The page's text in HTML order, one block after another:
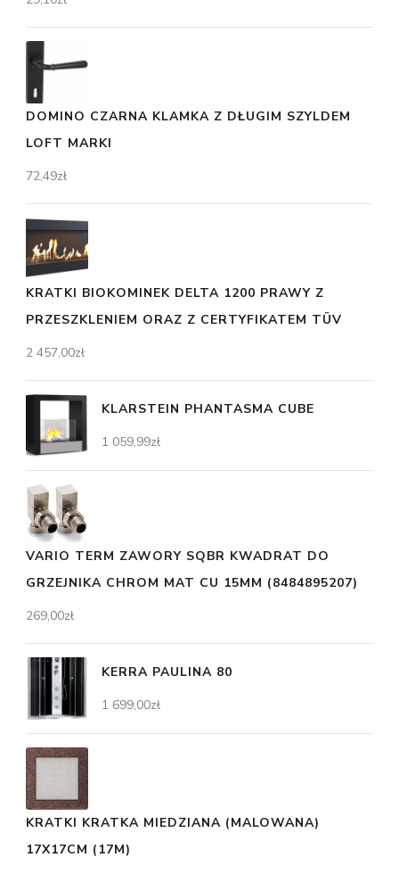
DOMINO CZARNA KLAMKA Z DŁUGIM SZYLDEM
LOFT MARKI
72,49zł
KRATKI BIOKOMINEK DELTA 1200 PRAWY Z
PRZESZKLENIEM ORAZ Z CERTYFIKATEM TÜV
2 457,00zł
KLARSTEIN PHANTASMA CUBE
1 059,99zł
VARIO TERM ZAWORY SQBR KWADRAT DO
GRZEJNIKA CHROM MAT CU 15MM (8484895207)
269,00zł
KERRA PAULINA 80
1 699,00zł
KRATKI KRATKA MIEDZIANA (MALOWANA)
17X17CM (17M)